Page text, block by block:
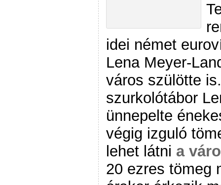
idei német
Lena Meyer-
város szülötte
szurkolótábor
ünnepelte
végig izguló
lehet látni a
20 ezres tömeg